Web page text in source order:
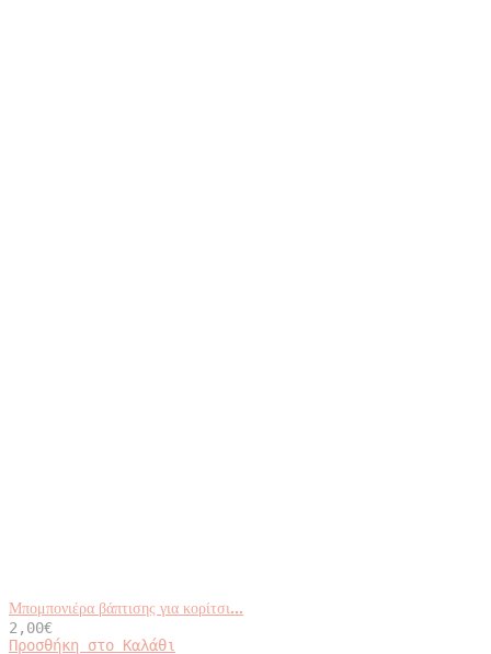
Μπομπονιέρα βάπτισης για κορίτσι...
2,00€
Προσθήκη στο Καλάθι